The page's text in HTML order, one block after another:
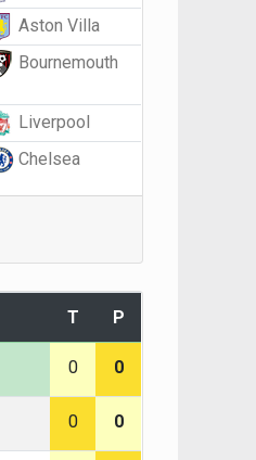
Aston Villa
Bournemouth
Liverpool
Chelsea
T P
0 0
0 0